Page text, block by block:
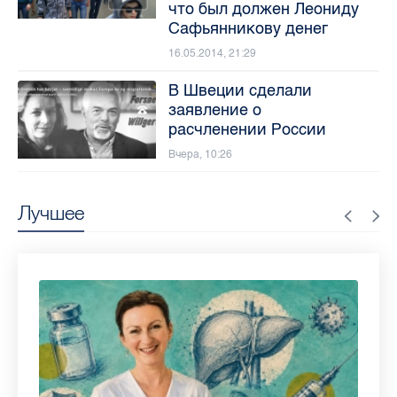
Лучшее
что был должен Леониду
Сафьянникову денег
16.05.2014, 21:29
В Швеции сделали
заявление о
расчленении России
Вчера, 10:26